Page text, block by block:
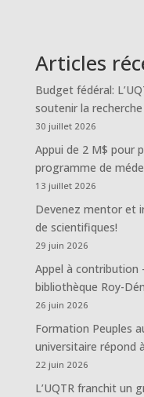
Articles
Budget fédéral:
soutenir la
30 juillet 2026
Appui de 2 M$ pour
programme de
13 juillet 2026
Devenez mentor et
de scientifiques!
29 juin 2026
Appel à contribution
bibliothèque Roy-
26 juin 2026
Formation Peuples
universitaire répond
22 juin 2026
L’UQTR franchit un